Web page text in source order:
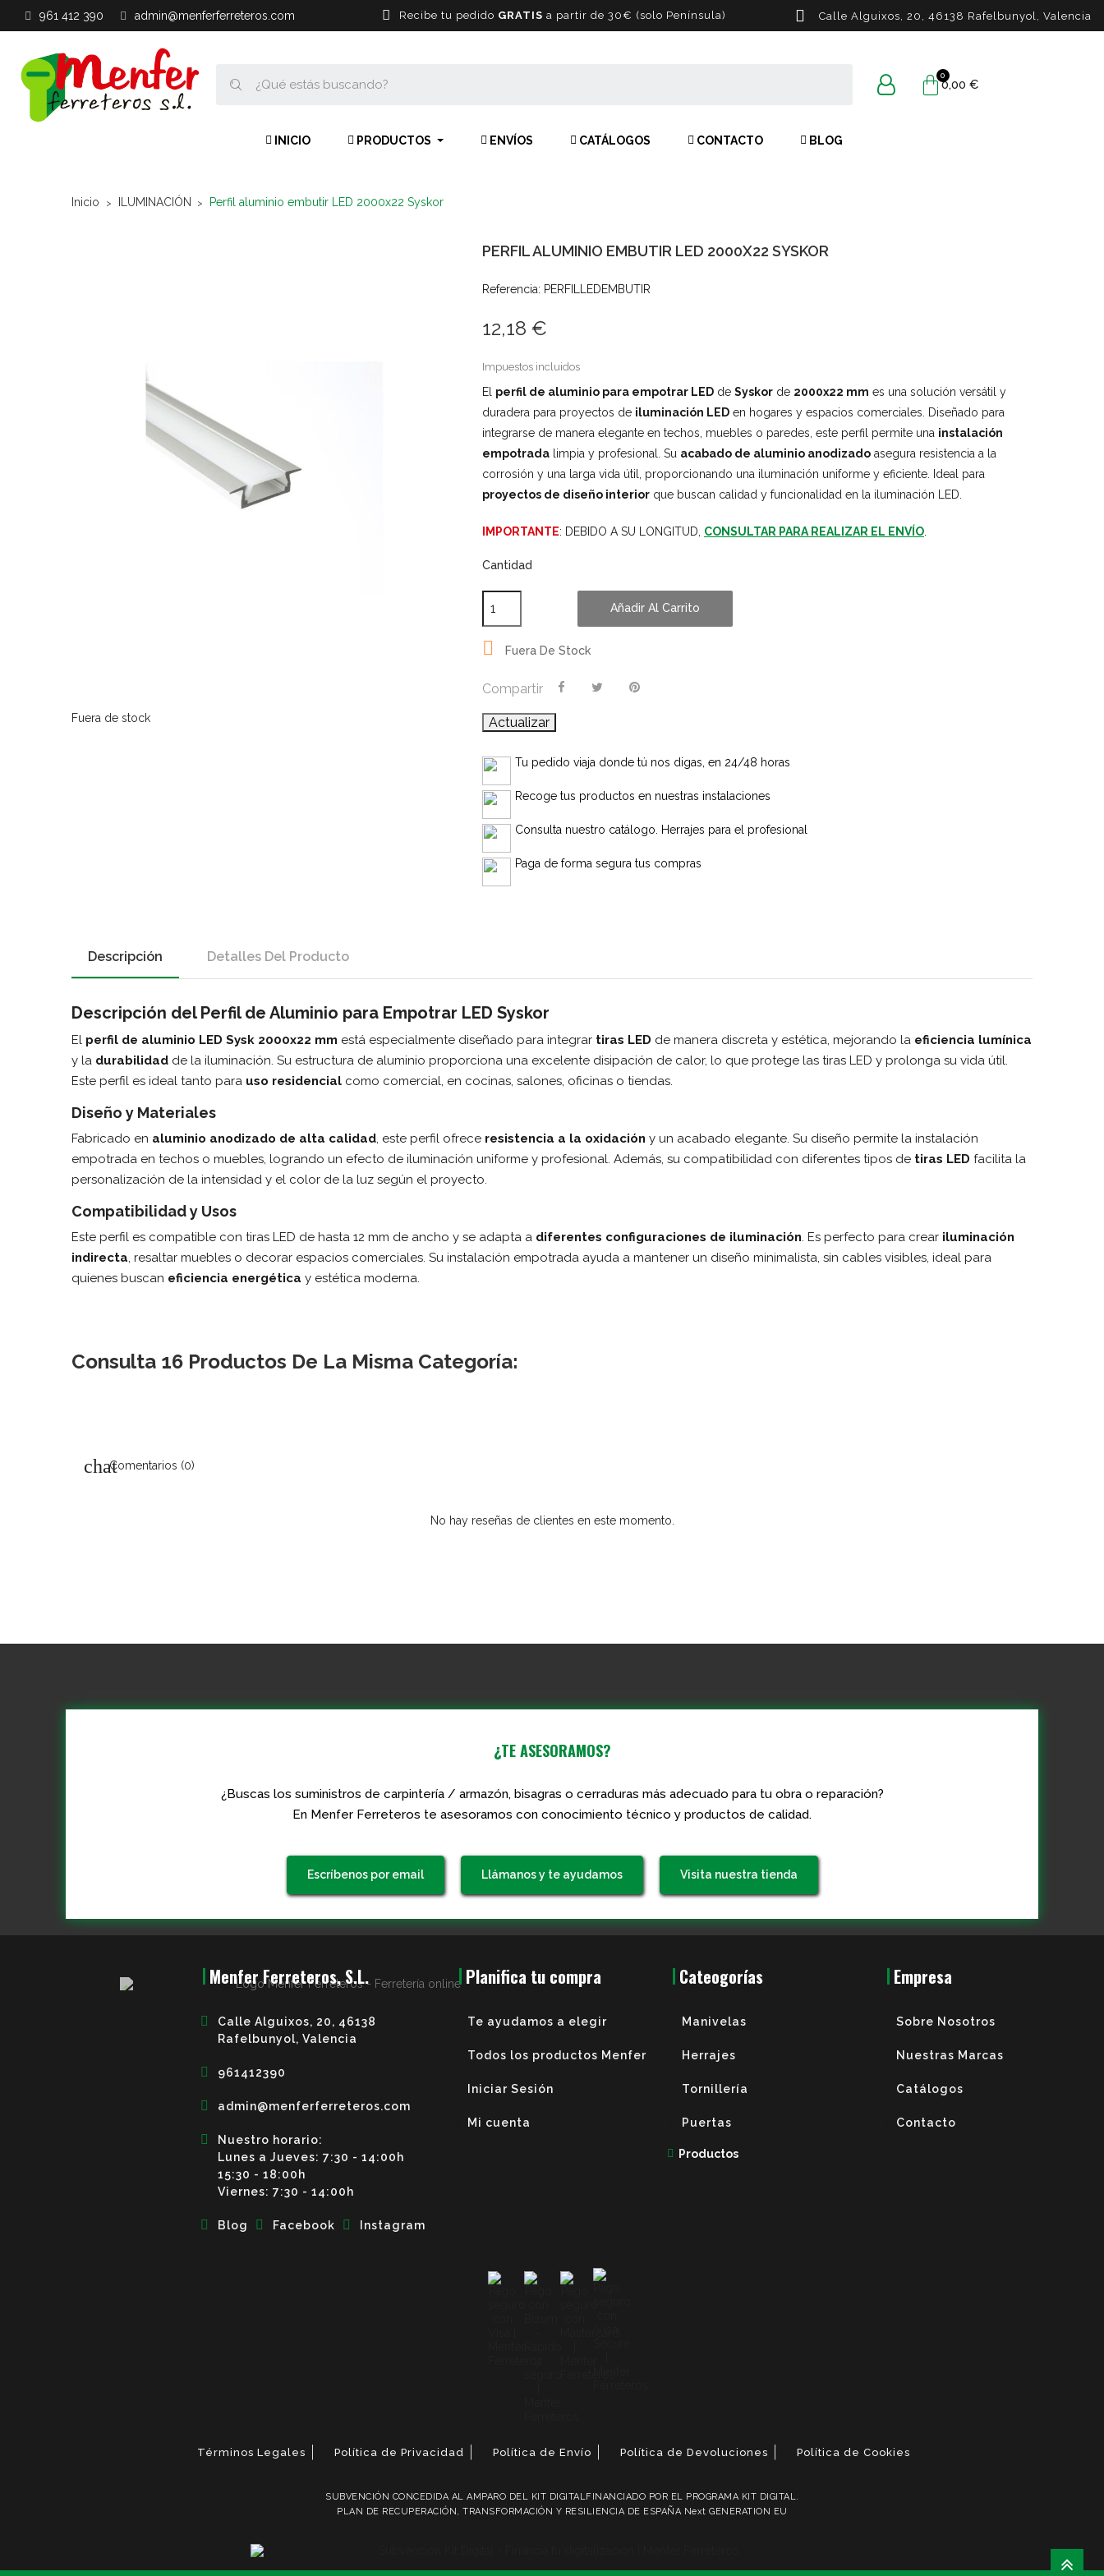
961 412 390 admin@menferferreteros.com Recibe tu pedido GRATIS a partir de 30€ (solo Península) Calle Alguixos, 20, 46138 Rafelbunyol, Valencia
0,00 €
INICIO PRODUCTOS ENVÍOS CATÁLOGOS CONTACTO BLOG
Inicio ILUMINACIÓN Perfil aluminio embutir LED 2000x22 Syskor
Fuera de stock
PERFIL ALUMINIO EMBUTIR LED 2000X22 SYSKOR
Referencia: PERFILLEDEMBUTIR
12,18 €
Impuestos incluidos
El perfil de aluminio para empotrar LED de Syskor de 2000x22 mm es una solución versátil y
duradera para proyectos de iluminación LED en hogares y espacios comerciales. Diseñado para
integrarse de manera elegante en techos, muebles o paredes, este perfil permite una instalación
empotrada limpia y profesional. Su acabado de aluminio anodizado asegura resistencia a la
corrosión y una larga vida útil, proporcionando una iluminación uniforme y eficiente. Ideal para
proyectos de diseño interior que buscan calidad y funcionalidad en la iluminación LED.
IMPORTANTE: DEBIDO A SU LONGITUD, CONSULTAR PARA REALIZAR EL ENVÍO
Cantidad
Añadir Al Carrito
 Fuera De Stock
Compartir
Tu pedido viaja donde tú nos digas, en 24/48 horas
Recoge tus productos en nuestras instalaciones
Consulta nuestro catálogo. Herrajes para el profesional
Paga de forma segura tus compras
Descripción Detalles Del Producto
Descripción del Perfil de Aluminio para Empotrar LED Syskor
El perfil de aluminio LED Sysk 2000x22 mm está especialmente diseñado para integrar tiras LED de manera discreta y estética, mejorando la eficiencia lumínica
y la durabilidad de la iluminación. Su estructura de aluminio proporciona una excelente disipación de calor, lo que protege las tiras LED y prolonga su vida útil.
Este perfil es ideal tanto para uso residencial como comercial, en cocinas, salones, oficinas o tiendas.
Diseño y Materiales
Fabricado en aluminio anodizado de alta calidad, este perfil ofrece resistencia a la oxidación y un acabado elegante. Su diseño permite la instalación
empotrada en techos o muebles, logrando un efecto de iluminación uniforme y profesional. Además, su compatibilidad con diferentes tipos de tiras LED facilita la
personalización de la intensidad y el color de la luz según el proyecto.
Compatibilidad y Usos
Este perfil es compatible con tiras LED de hasta 12 mm de ancho y se adapta a diferentes configuraciones de iluminación. Es perfecto para crear iluminación
indirecta, resaltar muebles o decorar espacios comerciales. Su instalación empotrada ayuda a mantener un diseño minimalista, sin cables visibles, ideal para
quienes buscan eficiencia energética y estética moderna.
Consulta 16 Productos De La Misma Categoría:
Comentarios (0)
No hay reseñas de clientes en este momento.
¿TE ASESORAMOS?
¿Buscas los suministros de carpintería / armazón, bisagras o cerraduras más adecuado para tu obra o reparación?
En Menfer Ferreteros te asesoramos con conocimiento técnico y productos de calidad.
Escríbenos por email Llámanos y te ayudamos Visita nuestra tienda
Menfer Ferreteros, S.L.
Calle Alguixos, 20, 46138
Rafelbunyol, Valencia
961412390
admin@menferferreteros.com
Nuestro horario:
Lunes a Jueves: 7:30 - 14:00h
15:30 - 18:00h
Viernes: 7:30 - 14:00h
Blog Facebook Instagram
Planifica tu compra
Te ayudamos a elegir
Todos los productos Menfer
Iniciar Sesión
Mi cuenta
Cateogorías
Manivelas
Herrajes
Tornillería
Puertas
Productos
Empresa
Sobre Nosotros
Nuestras Marcas
Catálogos
Contacto
Términos Legales Política de Privacidad Política de Envío Política de Devoluciones Política de Cookies
SUBVENCIÓN CONCEDIDA AL AMPARO DEL KIT DIGITALFINANCIADO POR EL PROGRAMA KIT DIGITAL.
PLAN DE RECUPERACIÓN, TRANSFORMACIÓN Y RESILIENCIA DE ESPAÑA Next GENERATION EU